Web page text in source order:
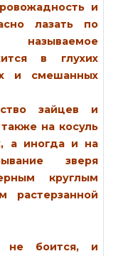
и
лазать по
в глухих
и смешанных
зайцев и
на косуль
а иногда и на
зверя
круглым
растерзанной
не боится, и